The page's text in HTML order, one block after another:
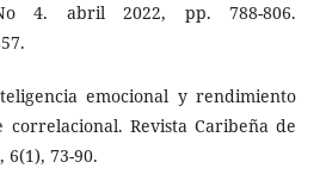
4. abril 2022, pp. 788-806.
emocional y rendimiento
correlacional. Revista Caribeña de
73-90.